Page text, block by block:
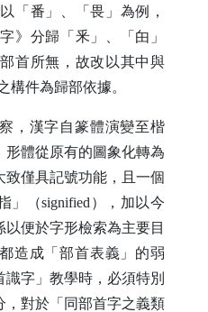
「番」、「畏」為例，
》分歸「釆」、「甶」
首所無，故改以其中與
構件為歸部依據。
，漢字自篆體演變至楷
體從原有的圖象化轉為
僅具記號功能，且一個
」（signified ），加以今
便於字形檢索為主要目
造成「部首表義」的弱
字」教學時，必須特別
，對於「同部首字之義類